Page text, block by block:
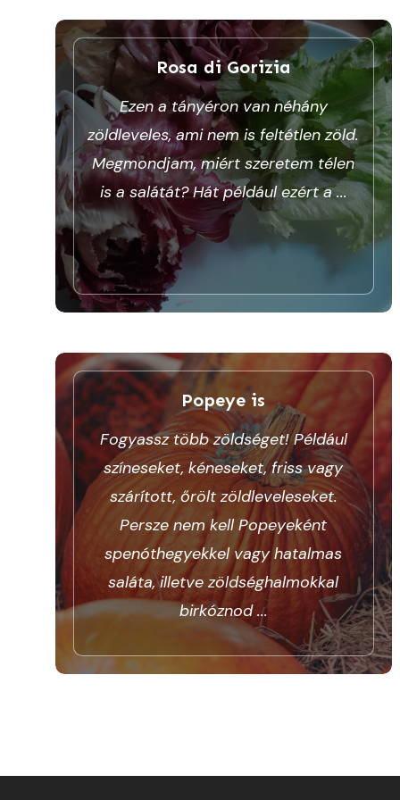
Rosa di Gorizia
Ezen a tányéron van néhány
zöldleveles, ami nem is feltétlen zöld.
Megmondjam, miért szeretem télen
is a salátát? Hát például ezért a...
Popeye is
Fogyassz több zöldséget! Például
színeseket, kéneseket, friss vagy
szárított, őrölt zöldleveleseket.
Persze nem kell Popeyeként
spenóthegyekkel vagy hatalmas
saláta, illetve zöldséghalmokkal
birkóznod...